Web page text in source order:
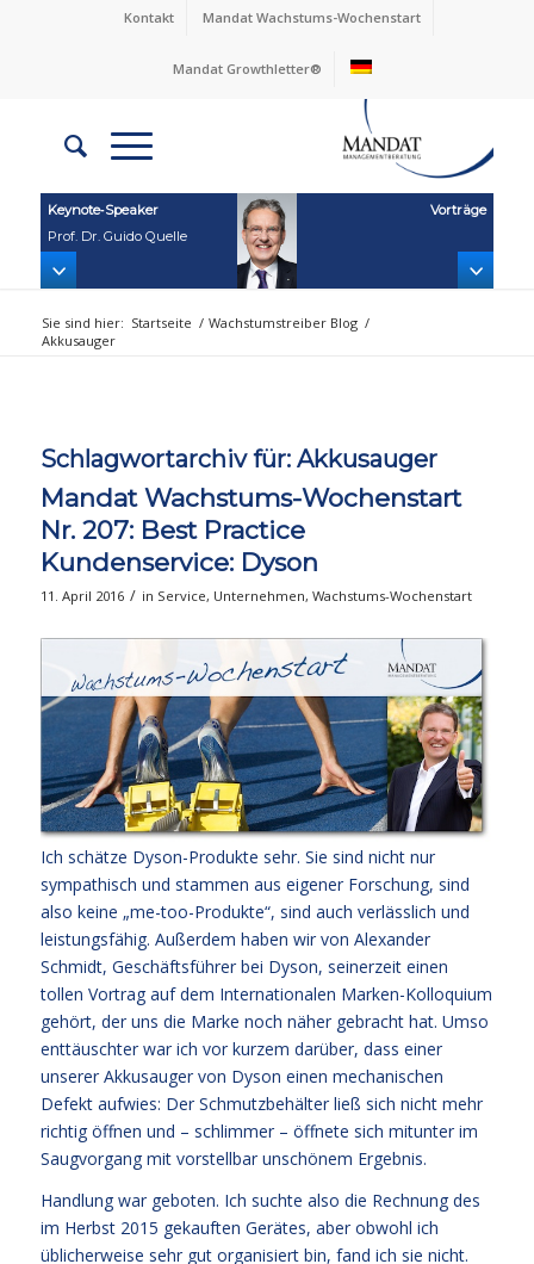
Kontakt Mandat Wachstums-Wochenstart
Mandat Growthletter®
Keynote‑Speaker
Prof. Dr. Guido Quelle
Vorträge
Sie sind hier: Startseite / Wachstumstreiber Blog /
Akkusauger
Schlagwortarchiv für: Akkusauger
Mandat Wachstums-Wochenstart
Nr. 207: Best Practice
Kundenservice: Dyson
11. April 2016 / in Service, Unternehmen, Wachstums-Wochenstart
Ich schätze Dyson-Produkte sehr. Sie sind nicht nur
sympathisch und stammen aus eigener Forschung, sind
also keine „me-too-Produkte“, sind auch verlässlich und
leistungsfähig. Außerdem haben wir von Alexander
Schmidt, Geschäftsführer bei Dyson, seinerzeit einen
tollen Vortrag auf dem Internationalen Marken-Kolloquium
gehört, der uns die Marke noch näher gebracht hat. Umso
enttäuschter war ich vor kurzem darüber, dass einer
unserer Akkusauger von Dyson einen mechanischen
Defekt aufwies: Der Schmutzbehälter ließ sich nicht mehr
richtig öffnen und – schlimmer – öffnete sich mitunter im
Saugvorgang mit vorstellbar unschönem Ergebnis.
Handlung war geboten. Ich suchte also die Rechnung des
im Herbst 2015 gekauften Gerätes, aber obwohl ich
üblicherweise sehr gut organisiert bin, fand ich sie nicht.